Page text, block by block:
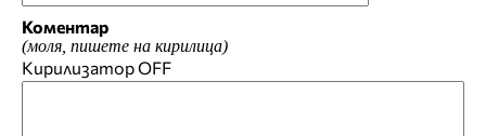
Коментар
(моля, пишете на кирилица)
КирилизаторOFF